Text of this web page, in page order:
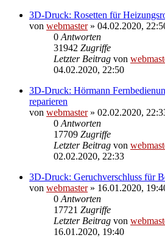
3D-Druck: Rosetten für
von webmaster» 04.02.2020,
0 Antworten
31942 Zugriffe
Letzter Beitrag von
04.02.2020, 22:50
3D-Druck: Hörmann
reparieren
von webmaster» 02.02.2020,
0 Antworten
17709 Zugriffe
Letzter Beitrag von
02.02.2020, 22:33
3D-Druck: Geruchverschluss für
von webmaster» 16.01.2020,
0 Antworten
17721 Zugriffe
Letzter Beitrag von
16.01.2020, 19:40